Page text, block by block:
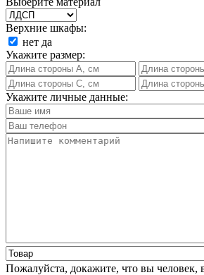
Верхние шкафы:
нет да
Укажите размер:
Укажите личные данные:
Пожалуйста, докажите, что вы человек,